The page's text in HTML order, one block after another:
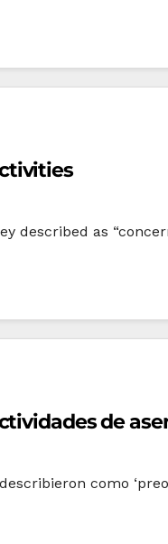
described as
de
como